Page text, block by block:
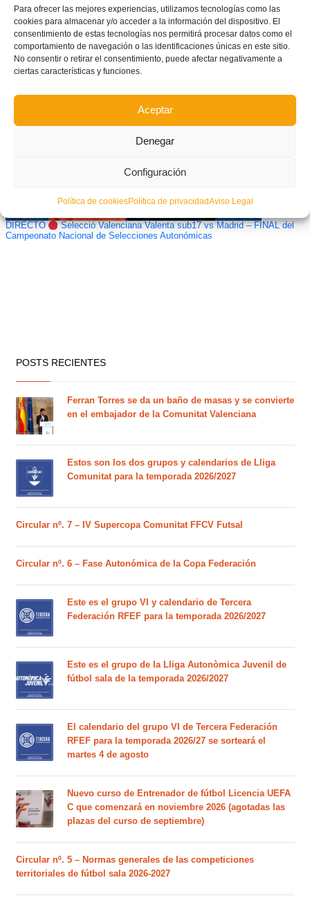
Para ofrecer las mejores experiencias, utilizamos tecnologías como las
cookies para almacenar y/o acceder a la información del dispositivo. El
consentimiento de estas tecnologías nos permitirá procesar datos como el
comportamiento de navegación o las identificaciones únicas en este sitio.
No consentir o retirar el consentimiento, puede afectar negativamente a
ciertas características y funciones.
Aceptar
Denegar
Configuración
Política de cookiesPolítica de privacidadAviso Legal
Reunión telemática del Área Valenta con los 133 clubes femeninos de la
Comunitat
DIRECTO
Selecció Valenciana Valenta sub17 vs Madrid – FINAL del
Campeonato Nacional de Selecciones Autonómicas
POSTS RECIENTES
Ferran Torres se da un baño de masas y se convierte
en el embajador de la Comunitat Valenciana
Estos son los dos grupos y calendarios de Lliga
Comunitat para la temporada 2026/2027
Circular nº. 7 – IV Supercopa Comunitat FFCV Futsal
Circular nº. 6 – Fase Autonómica de la Copa Federación
Este es el grupo VI y calendario de Tercera
Federación RFEF para la temporada 2026/2027
Este es el grupo de la Lliga Autonòmica Juvenil de
fútbol sala de la temporada 2026/2027
El calendario del grupo VI de Tercera Federación
RFEF para la temporada 2026/27 se sorteará el
martes 4 de agosto
Nuevo curso de Entrenador de fútbol Licencia UEFA
C que comenzará en noviembre 2026 (agotadas las
plazas del curso de septiembre)
Circular nº. 5 – Normas generales de las competiciones
territoriales de fútbol sala 2026-2027